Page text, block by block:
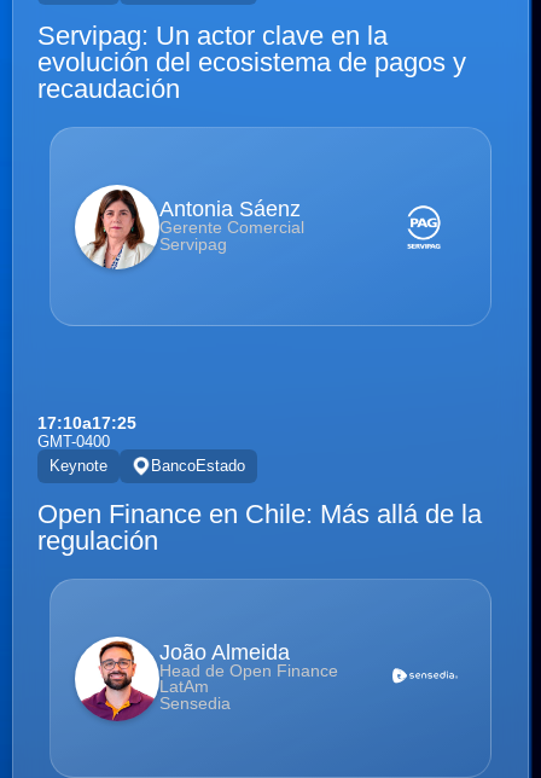
Servipag: Un actor clave en la
evolución del ecosistema de pagos y
recaudación
Antonia Sáenz
Gerente Comercial
Servipag
17:10a17:25
GMT-0400
Keynote
BancoEstado
Open Finance en Chile: Más allá de la
regulación
João Almeida
Head de Open Finance
LatAm
Sensedia